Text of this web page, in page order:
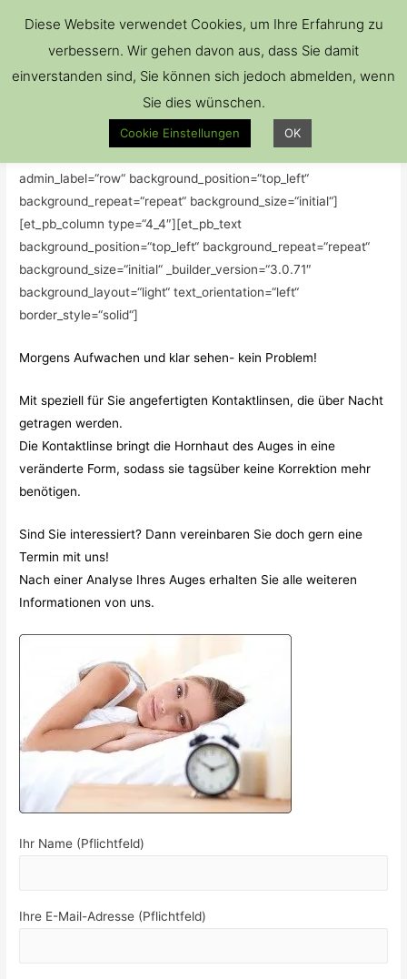
Nachtlinsen
admin_label=“row“ background_position=“top_left“
background_repeat=“repeat“ background_size=“initial“]
[et_pb_column type=“4_4″][et_pb_text
background_position=“top_left“ background_repeat=“repeat“
background_size=“initial“ _builder_version=“3.0.71″
background_layout=“light“ text_orientation=“left“
border_style=“solid“]
Morgens Aufwachen und klar sehen- kein Problem!
Mit speziell für Sie angefertigten Kontaktlinsen, die über Nacht
getragen werden.
Die Kontaktlinse bringt die Hornhaut des Auges in eine
veränderte Form, sodass sie tagsüber keine Korrektion mehr
benötigen.
Sind Sie interessiert? Dann vereinbaren Sie doch gern eine
Termin mit uns!
Nach einer Analyse Ihres Auges erhalten Sie alle weiteren
Informationen von uns.
Ihr Name (Pflichtfeld)
Ihre E-Mail-Adresse (Pflichtfeld)
Diese Website verwendet Cookies, um Ihre Erfahrung zu
verbessern. Wir gehen davon aus, dass Sie damit
einverstanden sind, Sie können sich jedoch abmelden, wenn
Sie dies wünschen.
Cookie Einstellungen OK